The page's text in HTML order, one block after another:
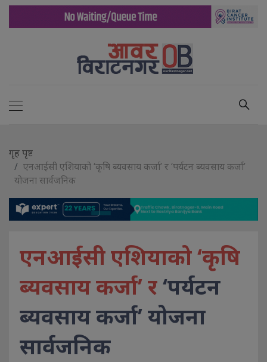
गृह पृष्ट
एनआईसी एशियाको ‘कृषि ब्यवसाय कर्जा’ र ‘पर्यटन ब्यवसाय कर्जा’
योजना सार्वजनिक
एनआईसी एशियाको ‘कृषि
ब्यवसाय कर्जा’ र‘पर्यटन
ब्यवसाय कर्जा’ योजना
सार्वजनिक